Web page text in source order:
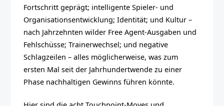
Fortschritt geprägt; intelligente Spieler- und
Organisationsentwicklung; Identität; und Kultur –
nach Jahrzehnten wilder Free Agent-Ausgaben und
Fehlschüsse; Trainerwechsel; und negative
Schlagzeilen – alles möglicherweise, was zum
ersten Mal seit der Jahrhundertwende zu einer
Phase nachhaltigen Gewinns führen könnte.